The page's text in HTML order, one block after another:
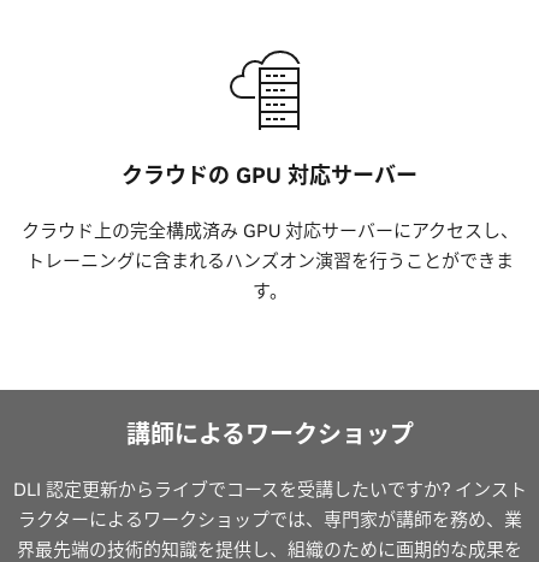
クラウドの GPU 対応サーバー
クラウド上の完全構成済み GPU 対応サーバーにアクセスし、
トレーニングに含まれるハンズオン演習を行うことができま
す。
講師によるワークショップ
DLI 認定更新からライブでコースを受講したいですか? インスト
ラクターによるワークショップでは、専門家が講師を務め、業
界最先端の技術的知識を提供し、組織のために画期的な成果を